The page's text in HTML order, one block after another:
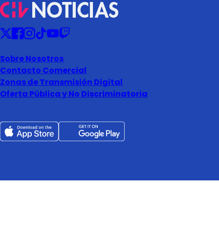
Sobre Nosotros
Contacto Comercial
Zonas de Transmisión Digital
Oferta Pública y No Discriminatoria